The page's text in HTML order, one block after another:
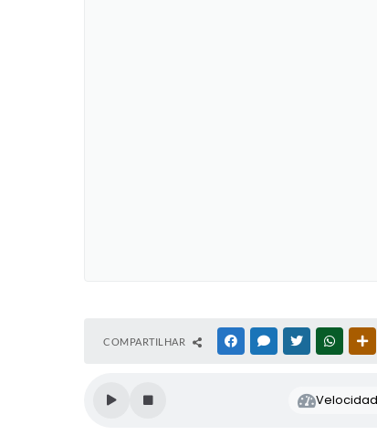
COMPARTILHAR FACEBOOKMESSENGER
TWITTER